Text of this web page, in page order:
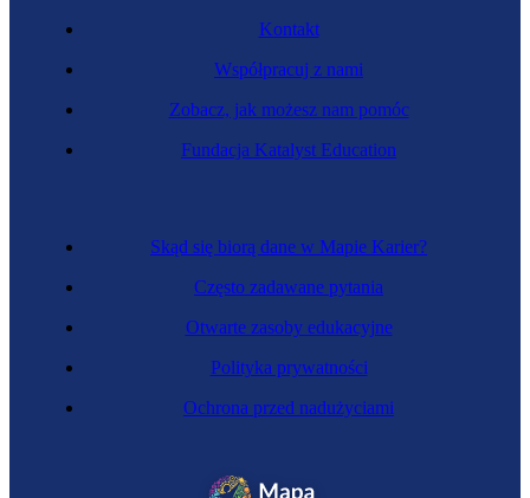
Inżynierka gospodarki odpadami
Skąd się biorą dane w Mapie Karier?
Często zadawane pytania
Otwarte zasoby edukacyjne
Polityka prywatności
Ochrona przed nadużyciami
Kontakt
Współpracuj z nami
Zobacz, jak możesz nam pomóc
Fundacja Katalyst Education